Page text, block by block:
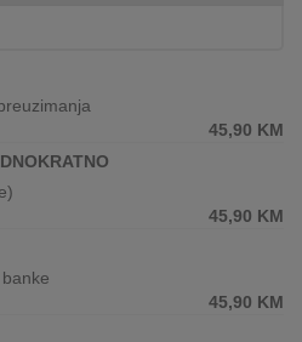
45,90 KM
45,90 KM
45,90 KM